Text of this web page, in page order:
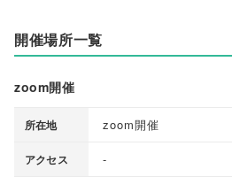
開催場所一覧
zoom開催
所在地 zoom開催
アクセス -